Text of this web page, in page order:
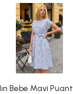
Bebe Mavi